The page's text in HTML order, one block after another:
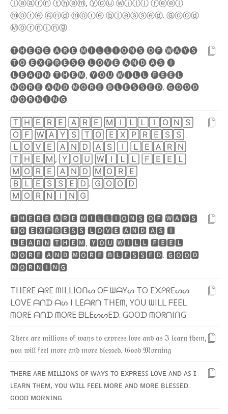
ⓛⓔⓐⓡⓝⓣⓗⓔⓜ, ⓨⓞⓤⓦⓘⓛⓛⓕⓔⓔⓛ
ⓜⓞⓡⓔⓐⓝⓓⓜⓞⓡⓔⓑⓛⓔⓢⓢⓔⓓ. Ⓖⓞⓞⓓ
Ⓜⓞⓡⓝⓘⓝⓖ
🅣🅗🅔🅡🅔🅐🅡🅔🅜🅘🅛🅛🅘🅞🅝🅢🅞🅕🅦🅐🅨🅢
🅣🅞🅔🅧🅟🅡🅔🅢🅢🅛🅞🅥🅔🅐🅝🅓🅐🅢🅘
🅛🅔🅐🅡🅝🅣🅗🅔🅜, 🅨🅞🅤🅦🅘🅛🅛🅕🅔🅔🅛
🅜🅞🅡🅔🅐🅝🅓🅜🅞🅡🅔🅑🅛🅔🅢🅢🅔🅓. 🅖🅞🅞🅓
🅜🅞🅡🅝🅘🅝🅖
🅃 🄷 🄴 🅁 🄴 🄰 🅁 🄴 🄼 🄸 🄻 🄻 🄸 🄾 🄽 🅂
🄾 🄵 🅆 🄰 🅈 🅂 🅃 🄾 🄴 🅇 🄿 🅁 🄴 🅂 🅂
🄻 🄾 🅅 🄴 🄰 🄽 🄳 🄰 🅂 🄸 🄻 🄴 🄰 🅁 🄽
🅃 🄷 🄴 🄼 , 🅈 🄾 🅄 🅆 🄸 🄻 🄻 🄵 🄴 🄴
🄻
🄼 🄾 🅁 🄴 🄰 🄽 🄳 🄼 🄾 🅁 🄴
🄱
🄻 🄴 🅂 🅂 🄴 🄳 . 🄶 🄾 🄾 🄳
🄼 🄾 🅁 🄽 🄸 🄽 🄶
🆃🅷🅴🆁🅴🅰🆁🅴🅼🅸🅻🅻🅸🅾🅽🆂🅾🅵🆆🅰🆈🆂
🆃🅾🅴🆇🅿🆁🅴🆂🆂🅻🅾🆅🅴🅰🅽🅳🅰🆂🅸
🅻🅴🅰🆁🅽🆃🅷🅴🅼, 🆈🅾🆄🆆🅸🅻🅻🅵🅴🅴🅻
🅼🅾🆁🅴🅰🅽🅳🅼🅾🆁🅴🅱🅻🅴🆂🆂🅴🅳. 🅶🅾🅾🅳
🅼🅾🆁🅽🅸🅽🅶
TᕼEᖇE ᗩᖇE ᗰIᒪᒪIOᑎᔕOᖴᗯᗩYᔕ TO E᙭ᑭᖇEᔕᔕ
ᒪOᐯE ᗩᑎᗪᗩᔕ I ᒪEᗩᖇᑎ TᕼEᗰ, YOᑌ ᗯIᒪᒪᖴEEᒪ
ᗰOᖇE ᗩᑎᗪᗰOᖇE ᗷᒪEᔕᔕEᗪ. GOOᗪᗰOᖇᑎIᑎG
𝔗𝔥𝔢𝔯𝔢 𝔞𝔯𝔢𝔪𝔦𝔩𝔩𝔦𝔬𝔫𝔰 𝔬𝔣 𝔴𝔞𝔶𝔰𝔱𝔬 𝔢𝔵𝔭𝔯𝔢𝔰𝔰 𝔩𝔬𝔳𝔢 𝔞𝔫𝔡 𝔞𝔰ℑ 𝔩𝔢𝔞𝔯𝔫𝔱𝔥𝔢𝔪,
𝔶𝔬𝔲 𝔴𝔦𝔩𝔩𝔣𝔢𝔢𝔩𝔪𝔬𝔯𝔢 𝔞𝔫𝔡𝔪𝔬𝔯𝔢𝔟𝔩𝔢𝔰𝔰𝔢𝔡. 𝔊𝔬𝔬𝔡𝔐𝔬𝔯𝔫𝔦𝔫𝔤
ᴛʜᴇʀᴇᴀʀᴇ ᴍɪʟʟɪᴏɴꜱ ᴏꜰ ᴡᴀʏꜱ ᴛᴏ ᴇxᴘʀᴇꜱꜱ ʟᴏᴠᴇᴀɴᴅᴀꜱ ɪ
ʟᴇᴀʀɴ ᴛʜᴇᴍ, ʏᴏᴜ ᴡɪʟʟ ꜰᴇᴇʟ ᴍᴏʀᴇᴀɴᴅ ᴍᴏʀᴇ ʙʟᴇꜱꜱᴇᴅ.
ɢᴏᴏᴅ ᴍᴏʀɴɪɴɢ